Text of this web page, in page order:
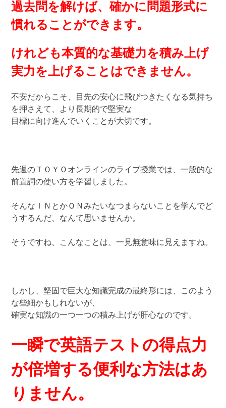
過去問を解けば、確かに問題形式に
慣れることができます。
けれども本質的な基礎力を積み上げ
実力を上げることはできません。
不安だからこそ、目先の安心に飛びつきたくなる気持ち
を押さえて、より長期的で堅実な
目標に向け進んでいくことが大切です。
先週のＴＯＹＯオンラインのライブ授業では、一般的な
前置詞の使い方を学習しました。
そんなＩＮとかＯＮみたいなつまらないことを学んでど
うするんだ、なんて思いませんか。
そうですね、こんなことは、一見無意味に見えますね。
しかし、堅固で巨大な知識完成の最終形には、このよう
な些細かもしれないが、
確実な知識の一つ一つの積み上げが肝心なのです。
一瞬で英語テストの得点力
が倍増する便利な方法はあ
りません。